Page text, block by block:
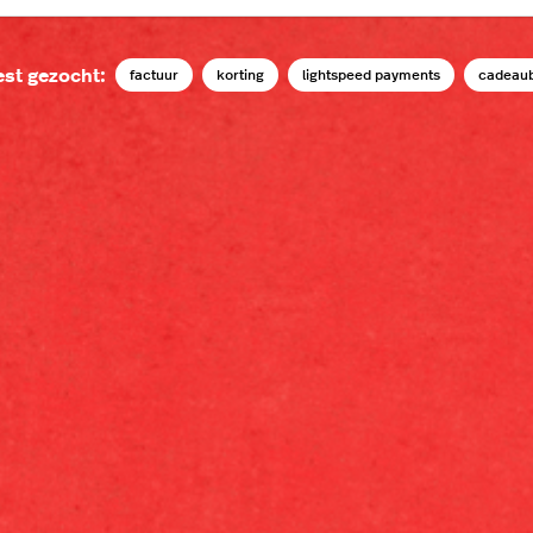
gezocht: factuur korting lightspeed payments